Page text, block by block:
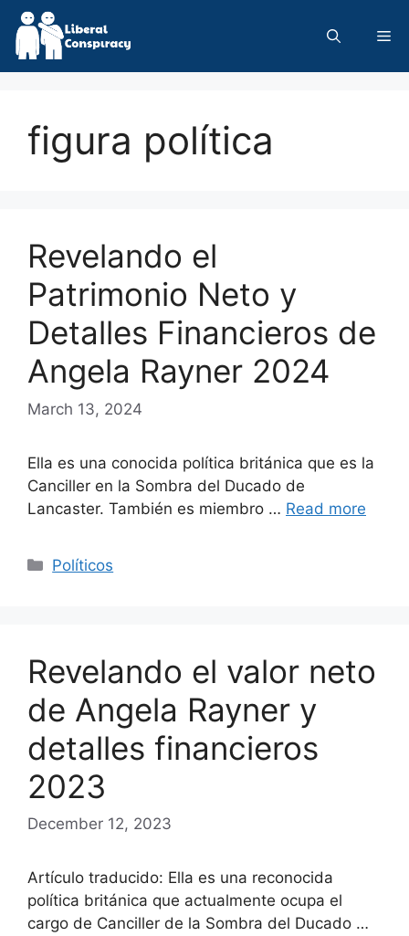
Skip
content
figura política
Revelando el
Patrimonio Neto y
Detalles Financieros de
Angela Rayner 2024
March 13, 2024
Ella es una conocida política británica que es la
Canciller en la Sombra del Ducado de
Lancaster. También es miembro … Read more
Categories
Políticos
Revelando el valor neto
de Angela Rayner y
detalles financieros
2023
December 12, 2023
Artículo traducido: Ella es una reconocida
política británica que actualmente ocupa el
cargo de Canciller de la Sombra del Ducado …